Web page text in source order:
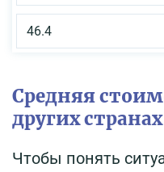
46.4
Средняя
других странах
Чтобы понять